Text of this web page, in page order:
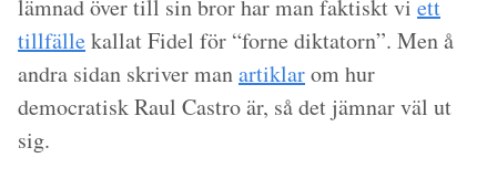
lämnad över till sin bror har man faktiskt vi ett
tillfällekallat Fidel för “forne diktatorn”. Men å
andra sidan skriver manartiklarom hur
democratisk Raul Castro är, så det jämnar väl ut
sig.